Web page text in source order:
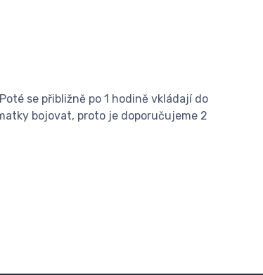
se přibližně po 1 hodině vkládají do
bojovat, proto je doporučujeme 2